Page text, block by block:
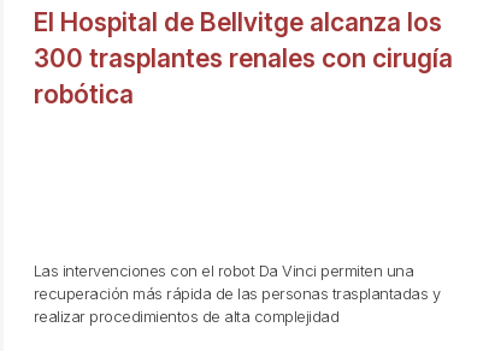
El Hospital de Bellvitge alcanza los
300 trasplantes renales con cirugía
robótica
Las intervenciones con el robot Da Vinci permiten una
recuperación más rápida de las personas trasplantadas y
realizar procedimientos de alta complejidad